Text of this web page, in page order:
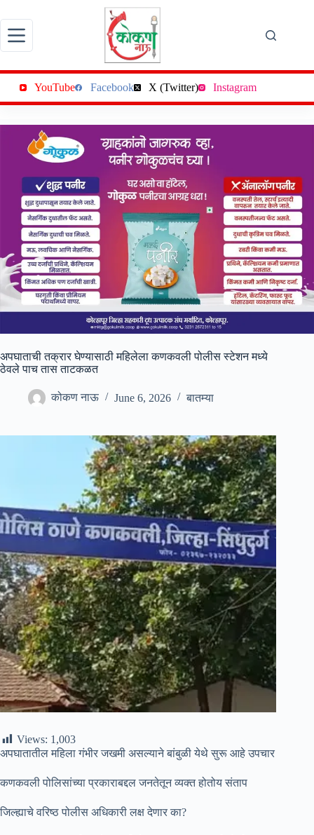
to
content
YouTube Facebook X (Twitter) Instagram
अपघाताची तक्रार घेण्यासाठी महिलेला कणकवली पोलीस स्टेशन मध्ये
ठेवले पाच तास ताटकळत
कोकण नाऊ June 6, 2026 बातम्या
Views: 1,003
अपघातातील महिला गंभीर जखमी असल्याने बांबुळी येथे सुरू आहे उपचार
कणकवली पोलिसांच्या प्रकाराबद्दल जनतेतून व्यक्त होतोय संताप
जिल्ह्याचे वरिष्ठ पोलीस अधिकारी लक्ष देणार का?